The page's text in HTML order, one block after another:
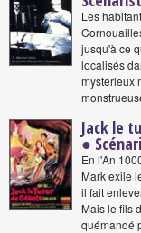
Les
jusqu'à ce
localisés
mystérieux
Jack le
●
En l'An
Mark exile
il fait
Mais le fils
quémandé